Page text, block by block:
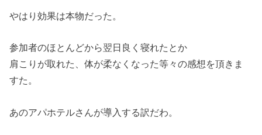
やはり効果は本物だった。
参加者のほとんどから翌日良く寝れたとか
肩こりが取れた、体が柔なくなった等々の感想を頂きま
すた。
あのアパホテルさんが導入する訳だわ。